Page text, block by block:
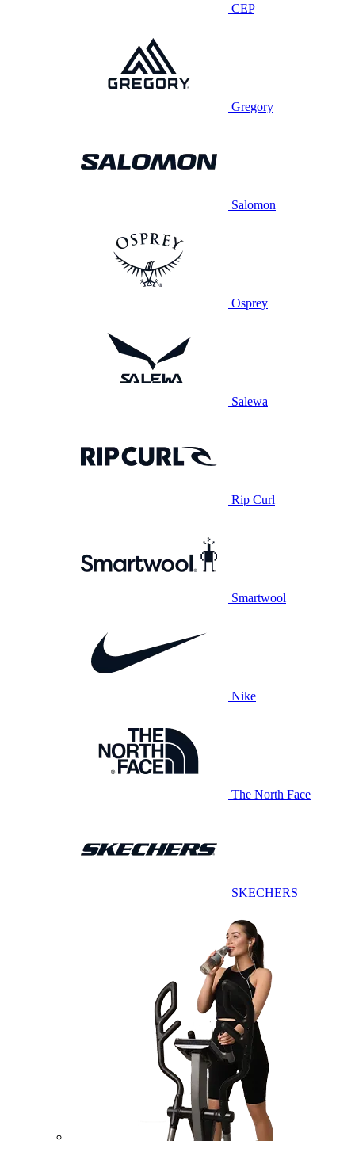
CEP
Gregory
Salomon
Osprey
Salewa
Rip Curl
Smartwool
Nike
The North Face
SKECHERS